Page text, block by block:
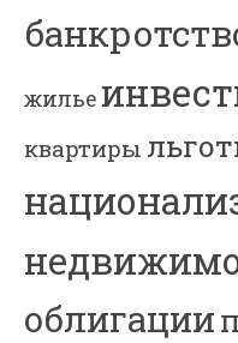
жилье
квартиры
облигации